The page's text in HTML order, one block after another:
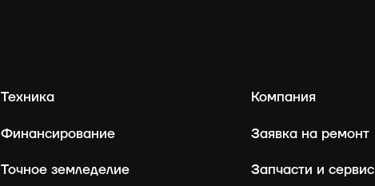
Техника
Финансирование
Точное земледелие
Компания
Заявка на ремонт
Запчасти и сервис